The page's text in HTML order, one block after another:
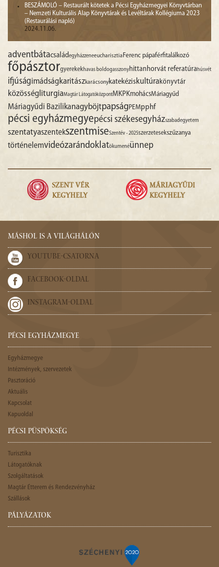
BESZÁMOLÓ – Restaurált kötetek a Pécsi Egyházmegyei Könyvtárban
– Nemzeti Kulturális Alap Könyvtárak és Levéltárak Kollégiuma 2023
(Restaurálási napló)
2024.11.06.
adventbátacsaládegyházzeneeucharisztiaFerenc pápaférfitalálkozó
főpásztorgyerekekhavas boldogasszonyhittanhorvát referatúrahúsvét
ifjúságimádságkaritászkarácsonykatekéziskultúrakönyvtár
közösségliturgiaMagtár LátogatóközpontMKPKmohácsMáriagyűd
Máriagyűdi BazilikanagyböjtpapságPEMpphf
pécsi egyházmegyepécsi székesegyházszabadegyetem
szentatyaszentekszentmiseSzentév - 2025szerzetesekszűzanya
történelemvideózarándoklatökumenéünnep
MÁSHOL IS A VILÁGHÁLÓN
YOUTUBE-CSATORNA
FACEBOOK-OLDAL
INSTAGRAM-OLDAL
PÉCSI EGYHÁZMEGYE
Egyházmegye
Intézmények, szervezetek
Pasztoráció
Aktuális
Kapcsolat
Kapuoldal
PÉCSI PÜSPÖKSÉG
Turisztika
Látogatóknak
Szolgáltatások
Magtár Étterem és Rendezvényház
Szállások
PÁLYÁZATOK